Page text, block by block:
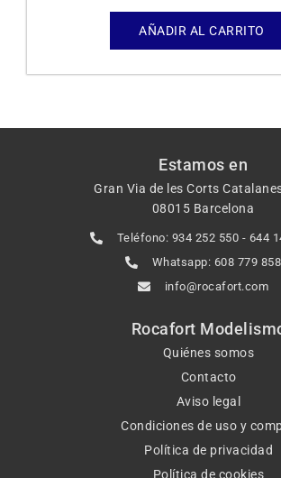
AÑADIR AL CARRITO
Estamos en
Gran Via de les Corts
08015 Barcelona
Teléfono: 934 252 550 - 644
Whatsapp: 608 779 858
info@rocafort.com
Rocafort
Quiénes somos
Contacto
Aviso legal
Condiciones de uso y
Política de privacidad
Política de cookies